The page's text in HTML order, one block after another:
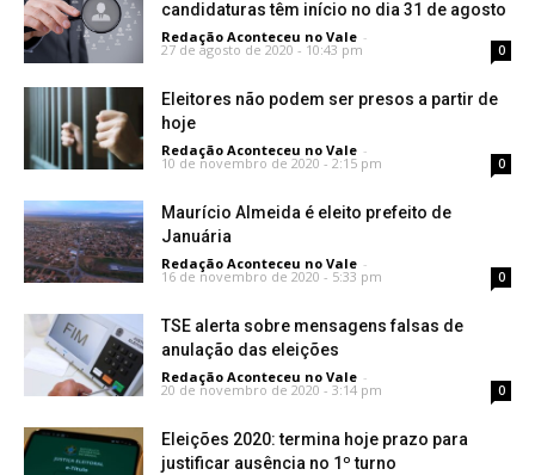
candidaturas têm início no dia 31 de agosto
Redação Aconteceu no Vale -
27 de agosto de 2020 - 10:43 pm 0
Eleitores não podem ser presos a partir de
hoje
Redação Aconteceu no Vale -
10 de novembro de 2020 - 2:15 pm 0
Maurício Almeida é eleito prefeito de
Januária
Redação Aconteceu no Vale -
16 de novembro de 2020 - 5:33 pm 0
TSE alerta sobre mensagens falsas de
anulação das eleições
Redação Aconteceu no Vale -
20 de novembro de 2020 - 3:14 pm 0
Eleições 2020: termina hoje prazo para
justificar ausência no 1º turno